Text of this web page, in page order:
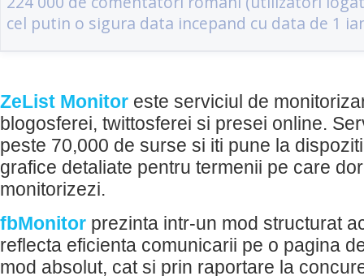
ZeList Monitor este serviciul de
blogosferei, twittosferei si presei online.
peste 70,000 de surse si iti pune la
grafice detaliate pentru termenii pe care
monitorizezi.
fbMonitor prezinta intr-un mod structurat
reflecta eficienta comunicarii pe o pagina
mod absolut, cat si prin raportare la